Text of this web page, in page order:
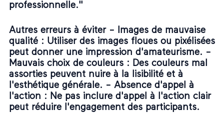
professionnelle."
Autres erreurs à éviter -
Images de mauvaise
qualité : Utiliser des images floues ou pixélisées
peut donner une impression d'amateurisme. -
Mauvais choix de couleurs : Des couleurs mal
assorties peuvent nuire à la lisibilité et à
l'esthétique générale. - Absence d'appel à
l'action : Ne pas inclure d'appel à l'action clair
peut réduire l'engagement des participants.